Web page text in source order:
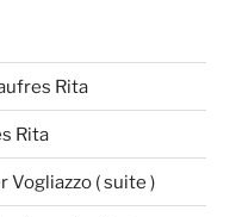
Rita
Rita
Vogliazzo ( suite )